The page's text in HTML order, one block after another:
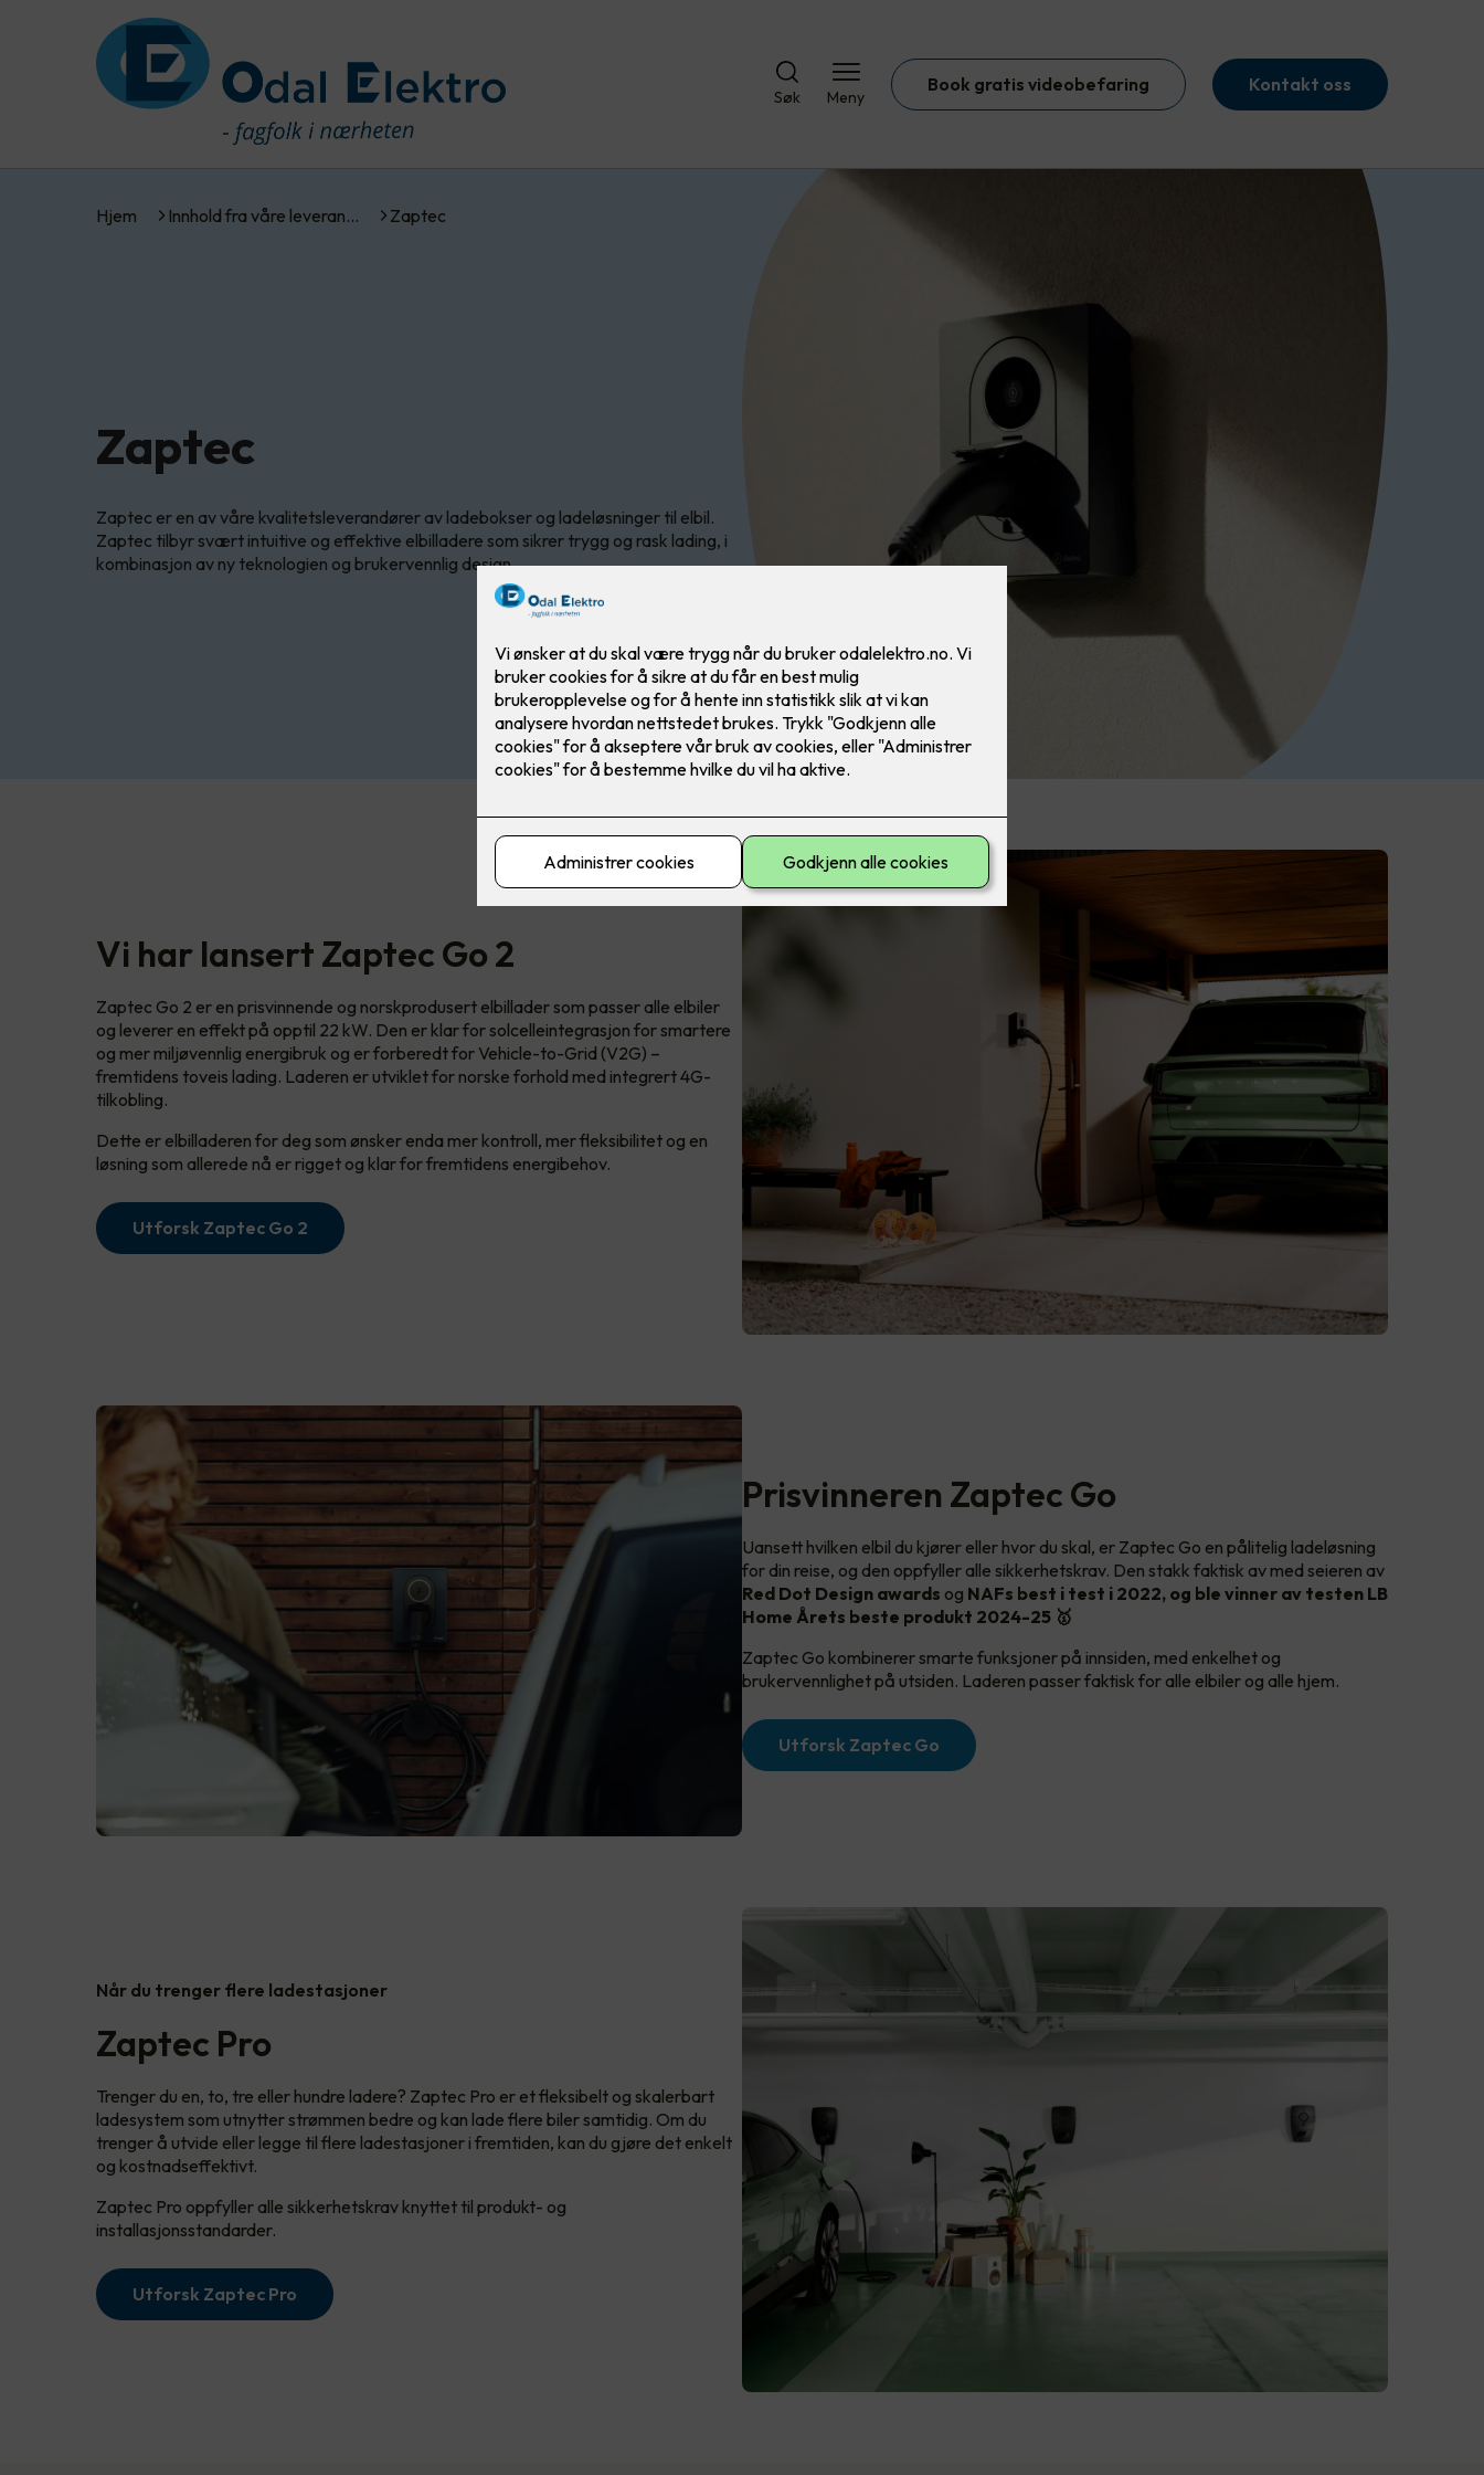
Søk Meny
Book gratis videobefaring Kontakt oss
Hjem Innhold fra våre leveran… Zaptec
Zaptec
Zaptec er en av våre kvalitetsleverandører av ladebokser og ladeløsninger til elbil.
Zaptec tilbyr svært intuitive og effektive elbilladere som sikrer trygg og rask lading, i
kombinasjon av ny teknologien og brukervennlig design.
Vi har lansert Zaptec Go 2
Zaptec Go 2 er en prisvinnende og norskprodusert elbillader som passer alle elbiler
og leverer en effekt på opptil 22 kW. Den er klar for solcelleintegrasjon for smartere
og mer miljøvennlig energibruk og er forberedt for Vehicle-to-Grid (V2G) –
fremtidens toveis lading. Laderen er utviklet for norske forhold med integrert 4G-
tilkobling.
Dette er elbilladeren for deg som ønsker enda mer kontroll, mer fleksibilitet og en
løsning som allerede nå er rigget og klar for fremtidens energibehov.
Utforsk Zaptec Go 2
Prisvinneren Zaptec Go
Uansett hvilken elbil du kjører eller hvor du skal, er Zaptec Go en pålitelig ladeløsning
for din reise, og den oppfyller alle sikkerhetskrav. Den stakk faktisk av med seieren av
Red Dot Design awards og NAFs best i test i 2022, og ble vinner av testen LB
Home Årets beste produkt 2024-25 🥇
Zaptec Go kombinerer smarte funksjoner på innsiden, med enkelhet og
brukervennlighet på utsiden. Laderen passer faktisk for alle elbiler og alle hjem.
Utforsk Zaptec Go
Når du trenger flere ladestasjoner
Zaptec Pro
Trenger du en, to, tre eller hundre ladere? Zaptec Pro er et fleksibelt og skalerbart
ladesystem som utnytter strømmen bedre og kan lade flere biler samtidig. Om du
trenger å utvide eller legge til flere ladestasjoner i fremtiden, kan du gjøre det enkelt
og kostnadseffektivt.
Zaptec Pro oppfyller alle sikkerhetskrav knyttet til produkt- og
installasjonsstandarder.
Utforsk Zaptec Pro